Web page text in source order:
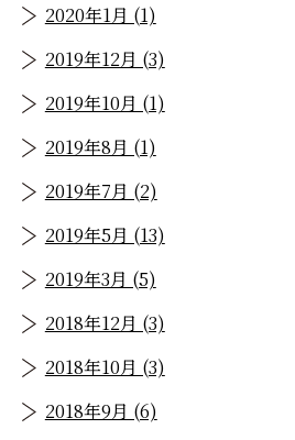
2020年1月 (1)
2019年12月 (3)
2019年10月 (1)
2019年8月 (1)
2019年7月 (2)
2019年5月 (13)
2019年3月 (5)
2018年12月 (3)
2018年10月 (3)
2018年9月 (6)